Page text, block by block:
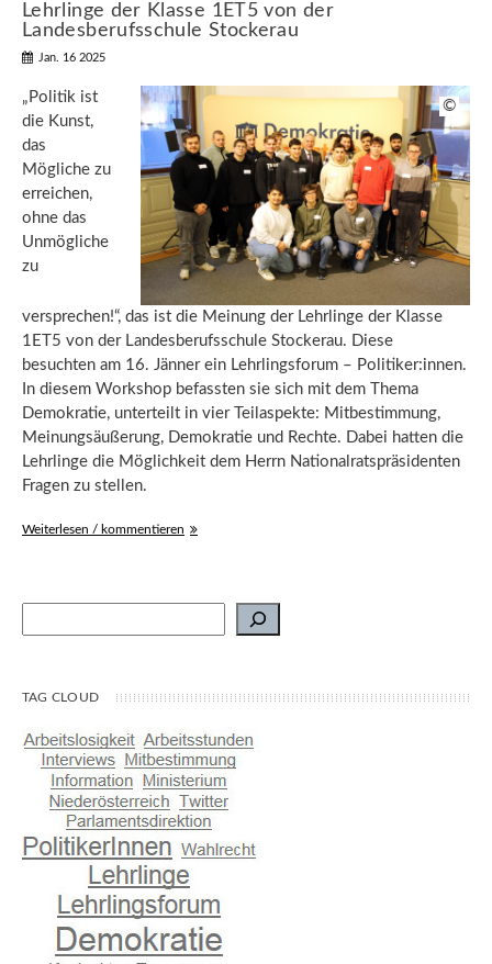
Lehrlinge der Klasse 1ET5 von der
Landesberufsschule Stockerau
Jan. 16 2025
„Politik ist
die Kunst,
das
Mögliche zu
erreichen,
ohne das
Unmögliche
zu
versprechen!“, das ist die Meinung der Lehrlinge der Klasse
1ET5 von der Landesberufsschule Stockerau. Diese
besuchten am 16. Jänner ein Lehrlingsforum – Politiker:innen.
In diesem Workshop befassten sie sich mit dem Thema
Demokratie, unterteilt in vier Teilaspekte: Mitbestimmung,
Meinungsäußerung, Demokratie und Rechte. Dabei hatten die
Lehrlinge die Möglichkeit dem Herrn Nationalratspräsidenten
Fragen zu stellen.
©
Weiterlesen / kommentieren
Suchen
TAG CLOUD